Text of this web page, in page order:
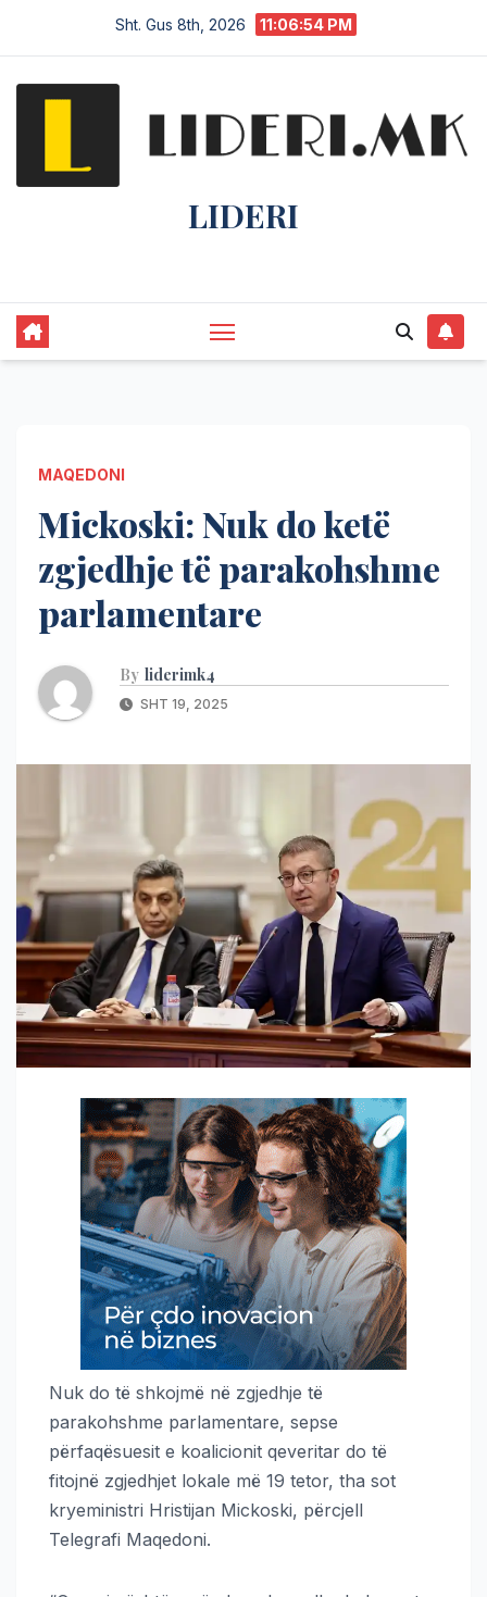
Sht. Gus 8th, 2026 11:06:55 PM
LIDERI
MAQEDONI
Mickoski: Nuk do ketë
zgjedhje të parakohshme
parlamentare
By liderimk4
SHT 19, 2025
Nuk do të shkojmë në zgjedhje të
parakohshme parlamentare, sepse
përfaqësuesit e koalicionit qeveritar do të
fitojnë zgjedhjet lokale më 19 tetor, tha sot
kryeministri Hristijan Mickoski, përcjell
Telegrafi Maqedoni.